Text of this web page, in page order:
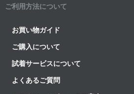
ご利用方法について
お買い物ガイド
ご購入について
試着サービスについて
よくあるご質問